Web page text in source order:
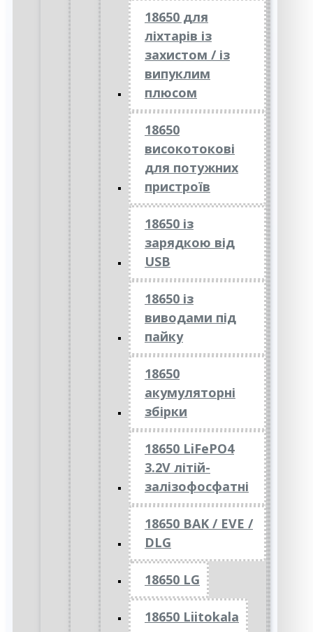
18650 для
ліхтарів із
захистом / із
випуклим
плюсом
18650
високотокові
для потужних
пристроїв
18650 із
зарядкою від
USB
18650 із
виводами під
пайку
18650
акумуляторні
збірки
18650 LiFePO4
3.2V літій-
залізофосфатні
18650 BAK / EVE /
DLG
18650 LG
18650 Liitokala